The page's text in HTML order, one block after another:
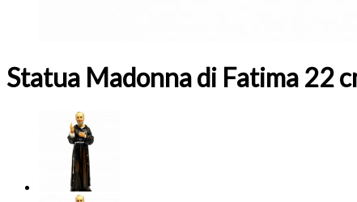
Statua Madonna di Fatima 22